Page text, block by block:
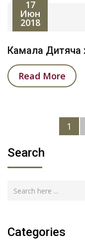
17
Июн
2018
Камала Дитяча
Read More
1
Search
Categories